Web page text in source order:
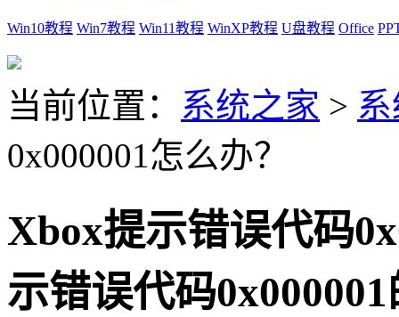
Win10教程 Win7教程 Win11教程 WinXP教程 U盘教程 Office
当前位置： 系统之家 >
0x000001怎么办？
Xbox提示错误代码
示错误代码